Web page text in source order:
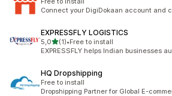
Connect your DigiDokaan account and
EXPRESSFLY LOGISTICS
5,0na 5 gwiazdek
(1)
Łączna liczba recenzji: 1
•Free to install
EXPRESSFLY helps Indian businesses
HQ Dropshipping
Free to install
Dropshipping Partner for Global E-